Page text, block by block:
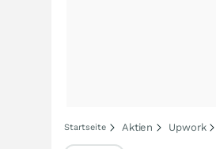
Startseite Aktien Upwork